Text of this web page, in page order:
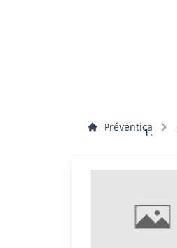
Préventica